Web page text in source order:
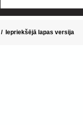
/ Iepriekšējā lapas versija